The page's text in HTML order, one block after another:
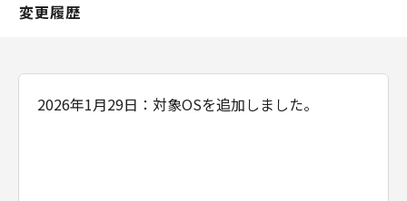
環境に於いて、全て正常に動作することを保証
変更することがあり、本ソフトウエア製品の機
能、性能及び品質が乙の特定目的に適合するこ
変更履歴
2026年1月29日：対象OSを追加しました。